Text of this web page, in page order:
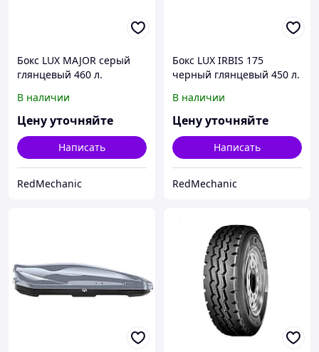
Бокс LUX MAJOR серый
глянцевый 460 л.
В наличии
Цену уточняйте
Написать
RedMechanic
Бокс LUX IRBIS 175
черный глянцевый 450 л.
В наличии
Цену уточняйте
Написать
RedMechanic